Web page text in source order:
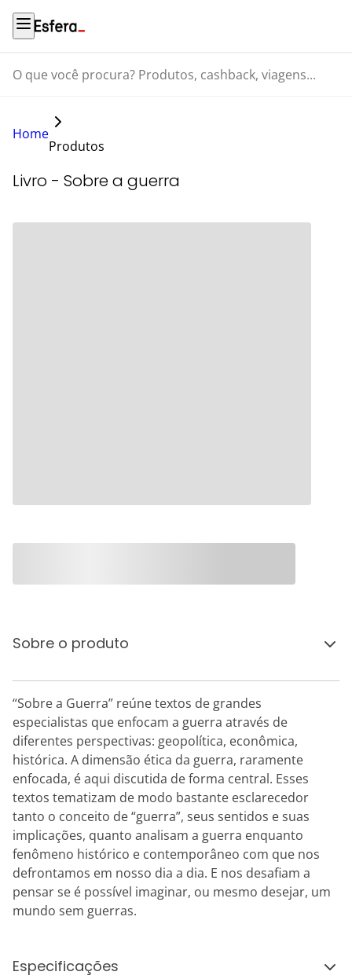
O que você procura? Produtos, cashback, viagens...
Home
Produtos
Livro - Sobre a guerra
Sobre o produto
“Sobre a Guerra” reúne textos de grandes
especialistas que enfocam a guerra através de
diferentes perspectivas: geopolítica, econômica,
histórica. A dimensão ética da guerra, raramente
enfocada, é aqui discutida de forma central. Esses
textos tematizam de modo bastante esclarecedor
tanto o conceito de “guerra”, seus sentidos e suas
implicações, quanto analisam a guerra enquanto
fenômeno histórico e contemporâneo com que nos
defrontamos em nosso dia a dia. E nos desafiam a
pensar se é possível imaginar, ou mesmo desejar, um
mundo sem guerras.
Especificações